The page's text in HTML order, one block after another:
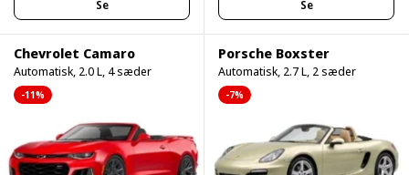
Se Se
Chevrolet Camaro
Automatisk, 2.0 L, 4 sæder
-11%
Porsche Boxster
Automatisk, 2.7 L, 2 sæder
-7%